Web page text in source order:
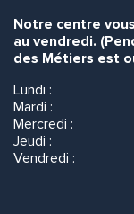
Notre centre
au vendredi.
des Métiers est
Lundi :
Mardi :
Mercredi :
Jeudi :
Vendredi :